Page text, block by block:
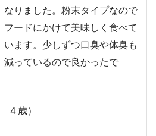
なりました。粉末タイプなので
フードにかけて美味しく食べて
います。少しずつ口臭や体臭も
減っているので良かったで
４歳）